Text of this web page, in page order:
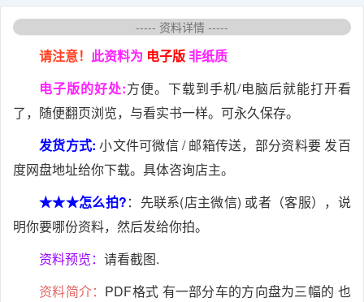
----- 资料详情 -----
请注意！ 此资料为 电子版非纸质
电子版的好处:方便。下载到手机/电脑后就能打开看
了，随便翻页浏览，与看实书一样。可永久保存。
发货方式: 小文件可微信 / 邮箱传送，部分资料要 发百
度网盘地址给你下载。具体咨询店主。
★★★怎么拍?：先联系(店主微信) 或者（客服），说
明你要哪份资料，然后发给你拍。
资料预览： 请看截图.
资料简介： PDF格式 有一部分车的方向盘为三幅的 也